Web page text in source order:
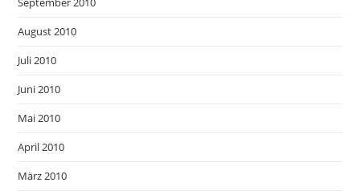
August 2010
Juli 2010
Juni 2010
Mai 2010
April 2010
März 2010